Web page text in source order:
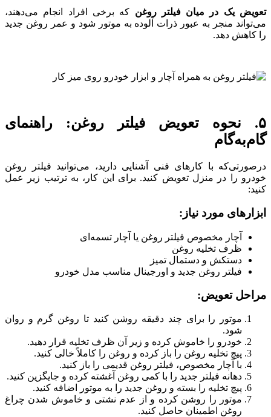
تعویض یک در میان فیلتر روغن که برخی افراد انجام می‌دهند،
می‌تواند منجر به عبور ذرات آلوده به موتور شود و عمر روغن جدید
را کاهش دهد.
۵. نحوه تعویض فیلتر روغن: راهنمای
گام‌به‌گام
درصورتی‌که با کارهای فنی آشنایی دارید، می‌توانید فیلتر روغن
خودرو را در منزل تعویض کنید. برای این کار، به ترتیب زیر عمل
کنید:
ابزارهای مورد نیاز:
آچار مخصوص فیلتر روغن یا آچار تسمه‌ای
ظرف تخلیه روغن
دستکش و دستمال تمیز
فیلتر روغن جدید و اورجینال مناسب مدل خودرو
مراحل تعویض:
موتور را برای چند دقیقه روشن کنید تا روغن گرم و روان
شود.
خودرو را خاموش کرده و زیر آن ظرف تخلیه قرار دهید.
پیچ تخلیه روغن را باز کرده و روغن را کاملاً خالی کنید.
با آچار مخصوص، فیلتر روغن قدیمی را باز کنید.
دهانه فیلتر جدید را با کمی روغن آغشته کرده و جایگزین کنید.
پیچ تخلیه را بسته و روغن جدید را به موتور اضافه کنید.
موتور را روشن کرده و از عدم نشتی و خاموش شدن چراغ
روغن اطمینان حاصل کنید.